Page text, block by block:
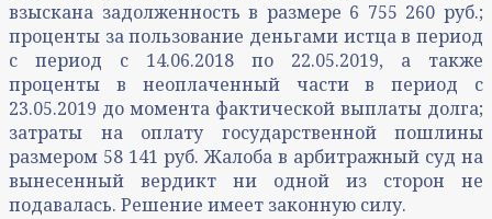
взыскана задолженность в размере 6 755 260 руб.;
проценты за пользование деньгами истца в период
с период с 14.06.2018 по 22.05.2019, а также
проценты в неоплаченный части в период с
23.05.2019 до момента фактической выплаты долга;
затраты на оплату государственной пошлины
размером 58 141 руб. Жалоба в арбитражный суд на
вынесенный вердикт ни одной из сторон не
подавалась. Решение имеет законную силу.